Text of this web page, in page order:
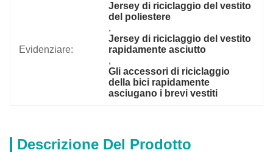
Evidenziare:
Jersey di riciclaggio del vestito
del poliestere
,
Jersey di riciclaggio del vestito
rapidamente asciutto
,
Gli accessori di riciclaggio
della bici rapidamente
asciugano i brevi vestiti
Descrizione Del Prodotto